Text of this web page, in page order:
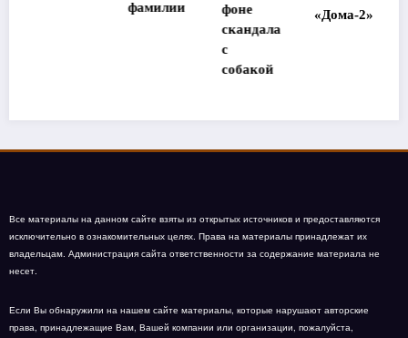
фоне
скандала
«Дома-2»
Все материалы на данном сайте взяты из открытых источников и предоставляются
исключительно в ознакомительных целях. Права на материалы принадлежат их
владельцам. Администрация сайта ответственности за содержание материала не
несет.
Если Вы обнаружили на нашем сайте материалы, которые нарушают авторские
права, принадлежащие Вам, Вашей компании или организации, пожалуйста,